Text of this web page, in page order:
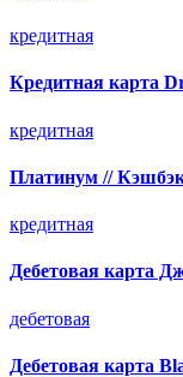
кредитная
Кредитная карта
кредитная
Платинум // Кэшбэк
кредитная
Дебетовая карта
дебетовая
Дебетовая карта